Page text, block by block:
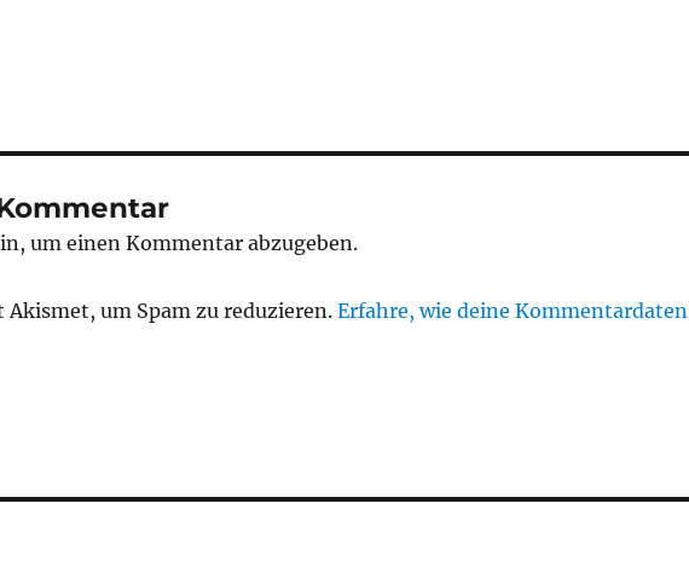
um einen Kommentar abzugeben.
Akismet, um Spam zu reduzieren.Erfahre, wie deine Kommentardaten